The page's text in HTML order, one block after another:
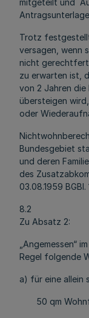
mitgeteilt und
Trotz
versagen, wenn
nicht
zu erwarten ist,
von 2 Jahren die
übersteigen
oder
Bundesgebiet
und deren
des
03.08.1959 BGBl.
8.2
Zu Absatz 2:
„Angemessen“
Regel folgende
a) für eine allein
50 qm